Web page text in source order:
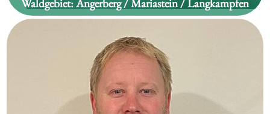
Waldgebiet:Angerberg / Mariastein / Langkampfen